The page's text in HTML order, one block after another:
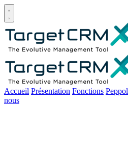
Open main menu
Accueil Présentation Fonctions Peppol
nous